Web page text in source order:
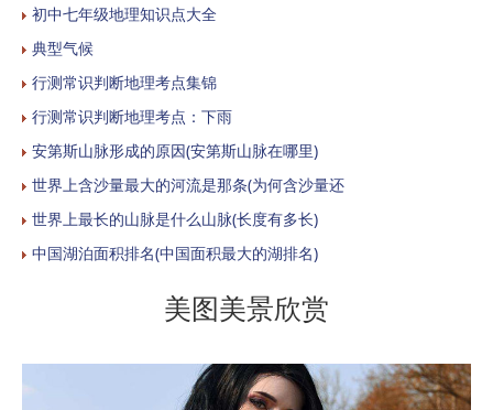
初中七年级地理知识点大全
典型气候
行测常识判断地理考点集锦
行测常识判断地理考点：下雨
安第斯山脉形成的原因(安第斯山脉在哪里)
世界上含沙量最大的河流是那条(为何含沙量还
世界上最长的山脉是什么山脉(长度有多长)
中国湖泊面积排名(中国面积最大的湖排名)
美图美景欣赏